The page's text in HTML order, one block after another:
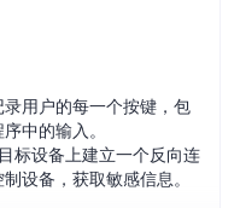
录用户的每一个按键，包
中的输入。
标设备上建立一个反向连
设备，获取敏感信息。